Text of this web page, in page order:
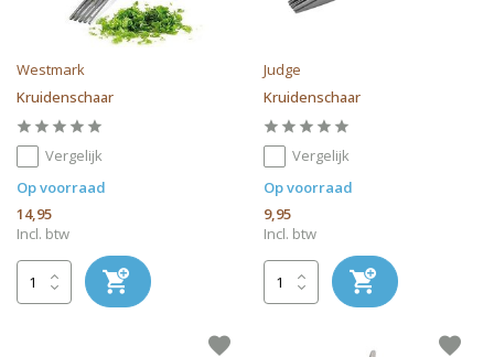
Westmark
Kruidenschaar
Vergelijk
Op voorraad
14,95
Incl. btw
Judge
Kruidenschaar
Vergelijk
Op voorraad
9,95
Incl. btw